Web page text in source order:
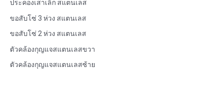
ประคองเสาเล็ก สแตนเลส
ขอสับโซ่ 3 ห่วง สแตนเลส
ขอสับโซ่ 2 ห่วง สแตนเลส
ตัวคล้องกุญแจสแตนเลสขวา
ตัวคล้องกุญแจสแตนเลสซ้าย